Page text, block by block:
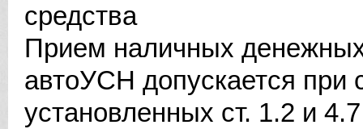
средства
Прием наличных
автоУСН допускается при
установленных ст. 1.2 и